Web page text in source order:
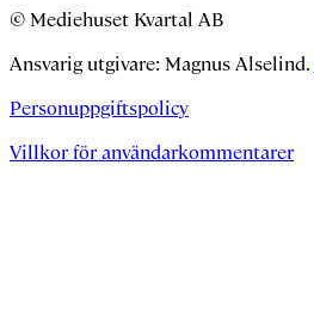
© Mediehuset Kvartal AB
Ansvarig utgivare: Magnus Alselind.
Personuppgiftspolicy
Villkor för användarkommentarer